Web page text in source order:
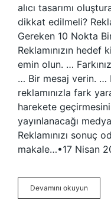
alıcı tasarımı
dikkat edilmeli?
Gereken 10 Nokta
Reklamınızın
emin olun. …
… Bir mesaj verin. …
reklamınızla fark
harekete
yayınlanacağı
Reklamınızı sonuç
makale…•17 Nisan
Devamını okuyun
Bir